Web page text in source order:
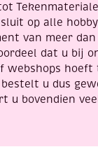
op alle
van meer
dat u bij
webshops hoeft
u dus
u bovendien